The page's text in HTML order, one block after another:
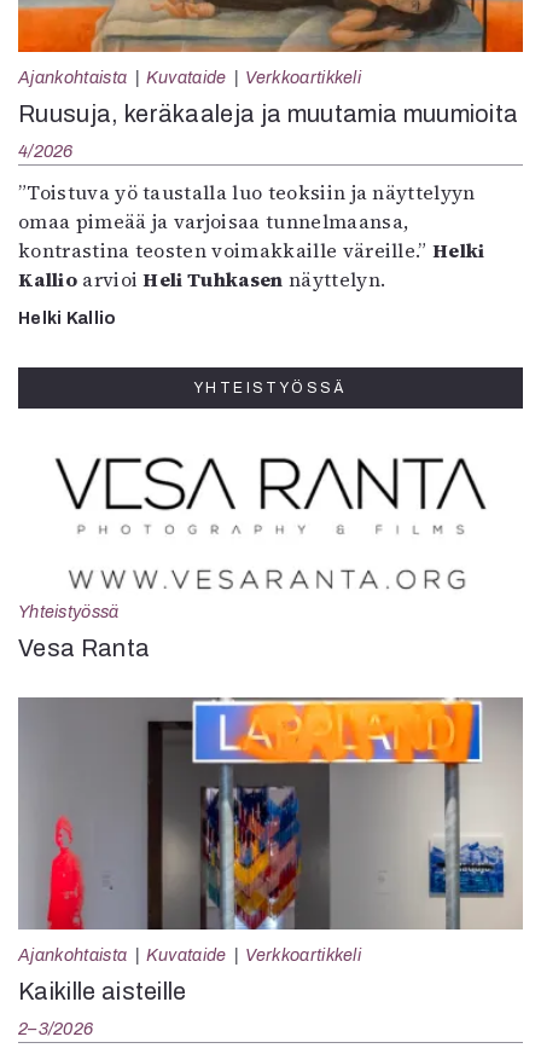
Ajankohtaista Kuvataide Verkkoartikkeli
Ruusuja, keräkaaleja ja muutamia muumioita
4/2026
”Toistuva yö taustalla luo teoksiin ja näyttelyyn
omaa pimeää ja varjoisaa tunnelmaansa,
kontrastina teosten voimakkaille väreille.”Helki
KallioarvioiHeli Tuhkasen näyttelyn.
Helki Kallio
YHTEISTYÖSSÄ
Yhteistyössä
Vesa Ranta
Ajankohtaista Kuvataide Verkkoartikkeli
Kaikille aisteille
2–3/2026